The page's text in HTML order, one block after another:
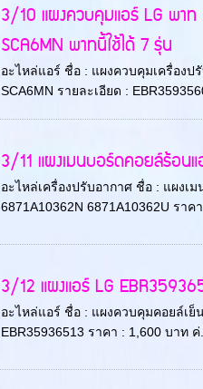
3/10 แผงควบคุมแอร์ LG พาท
SCA6MN พาทนี้ใช้ได้ 7 รุ่น
อะไหล่แอร์ ชื่อ : แผงควบคุมเครื่องป
SCA6MN รายละเอียด :
3/11 แผงเมนบอร์ดคอยล์ร้อน
อะไหล่เครื่องปรับอากาศ ชื่อ : แผงเ
6871A10362N 6871A10362U ราคา
3/12 แผงแอร์ LG
อะไหล่แอร์ ชื่อ : แผงควบคุมคอยล์เย็
EBR35936513 ราคา : 1,600 บาท ค่...